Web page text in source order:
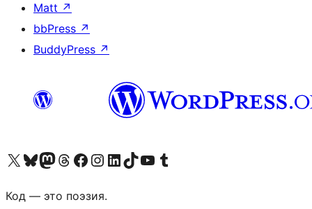
Matt ↗
bbPress ↗
BuddyPress ↗
Посетите нас в X (ранее Twitter)
Посетите нашу учётную запись в Bluesky
Посетите нашу ленту в Mastodon
Посетите нашу учётную запись в Threads
Посетите нашу страницу на Facebook
Посетите наш Instagram
Посетите нашу страницу в LinkedIn
Посетите нашу учётную запись в TikTok
Посетите наш канал YouTube
Посетите нашу учётную запись в Tumblr
Код — это поэзия.